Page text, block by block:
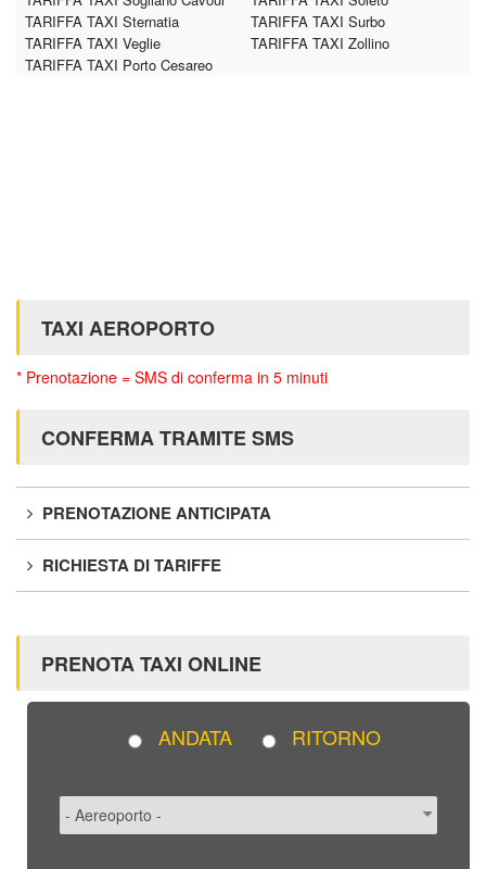
TARIFFA TAXI Sternatia
TARIFFA TAXI Surbo
TARIFFA TAXI Veglie
TARIFFA TAXI Zollino
TARIFFA TAXI Porto Cesareo
TAXI AEROPORTO
* Prenotazione = SMS di conferma in 5 minuti
CONFERMA TRAMITE SMS
PRENOTAZIONE ANTICIPATA
RICHIESTA DI TARIFFE
PRENOTA TAXI ONLINE
ANDATA RITORNO